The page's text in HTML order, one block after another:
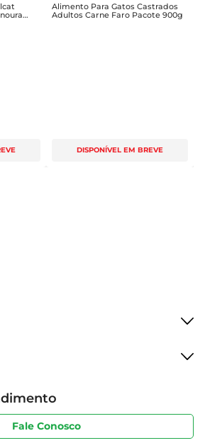
Alimento Para Gatos Castrados
Adultos Carne Faro Pacote 900g
DISPONÍVEL EM BREVE
Fale Conosco